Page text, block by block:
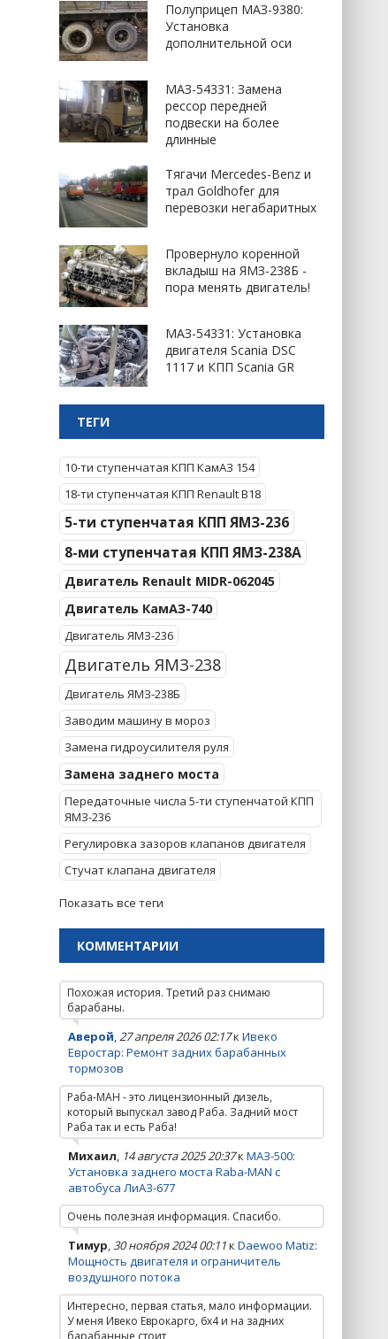
Полуприцеп МАЗ-9380:
Установка
дополнительной оси
МАЗ-54331: Замена
рессор передней
подвески на более
длинные
Тягачи Mercedes-Benz и
трал Goldhofer для
перевозки негабаритных
Провернуло коренной
вкладыш на ЯМЗ-238Б -
пора менять двигатель!
МАЗ-54331: Установка
двигателя Scania DSC
1117 и КПП Scania GR
ТЕГИ
10-ти ступенчатая КПП КамАЗ 154
18-ти ступенчатая КПП Renault B18
5-ти ступенчатая КПП ЯМЗ-236
8-ми ступенчатая КПП ЯМЗ-238А
Двигатель Renault MIDR-062045
Двигатель КамАЗ-740
Двигатель ЯМЗ-236
Двигатель ЯМЗ-238
Двигатель ЯМЗ-238Б
Заводим машину в мороз
Замена гидроусилителя руля
Замена заднего моста
Передаточные числа 5-ти ступенчатой КПП
ЯМЗ-236
Регулировка зазоров клапанов двигателя
Стучат клапана двигателя
Показать все теги
КОММЕНТАРИИ
Похожая история. Третий раз снимаю
барабаны.
Аверой,27 апреля 2026 02:17к Ивеко
Евростар: Ремонт задних барабанных
тормозов
Раба-МАН - это лицензионный дизель,
который выпускал завод Раба. Задний мост
Раба так и есть Раба!
Михаил, 14 августа 2025 20:37к МАЗ-500:
Установка заднего моста Raba-MAN с
автобуса ЛиАЗ-677
Очень полезная информация. Спасибо.
Тимур,30 ноября 2024 00:11к Daewoo Matiz:
Мощность двигателя и ограничитель
воздушного потока
Интересно, первая статья, мало информации.
У меня Ивеко Еврокарго, 6х4 и на задних
барабанные стоит